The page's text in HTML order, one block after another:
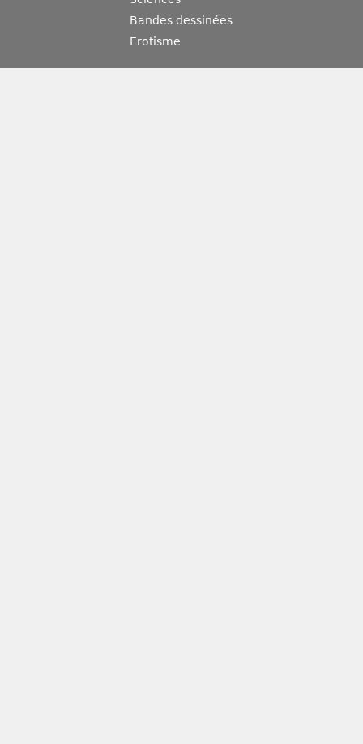
Bandes dessinées
Erotisme